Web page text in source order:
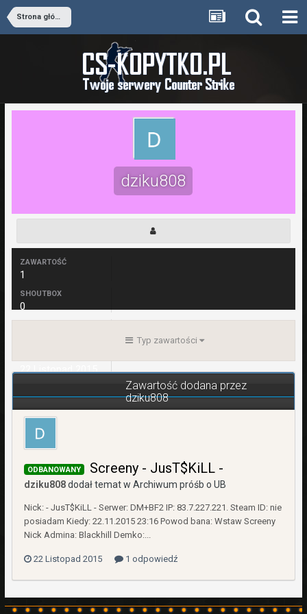
Strona główna
dziku808
ZAWARTOŚĆ
1
SHOUTBOX
0
22 Listopad 2015
23 Listopad 2015
Typ zawartości
Zawartość dodana przez
dziku808
ODBANOWANY Screeny - JusT$KiLL -
dziku808dodał temat w Archiwum próśb o UB
Nick: - JusT$KiLL - Serwer: DM+BF2 IP: 83.7.227.221. Steam ID: nie
posiadam Kiedy: 22.11.2015 23:16 Powod bana: Wstaw Screeny
Nick Admina: Blackhill Demko:...
22 Listopad 2015 1 odpowiedź